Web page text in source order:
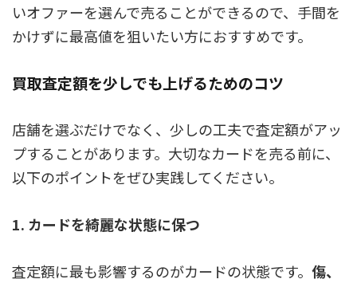
いオファーを選んで売ることができるので、手間を
かけずに最高値を狙いたい方におすすめです。
買取査定額を少しでも上げるためのコツ
店舗を選ぶだけでなく、少しの工夫で査定額がアッ
プすることがあります。大切なカードを売る前に、
以下のポイントをぜひ実践してください。
1. カードを綺麗な状態に保つ
査定額に最も影響するのがカードの状態です。 傷、